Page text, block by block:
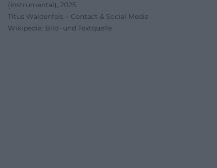
(Instrumental), 2025
Titus Waldenfels – Contact & Social Media
Wikipedia: Bild- und Textquelle